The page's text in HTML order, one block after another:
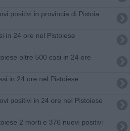
positivi in provincia di Pistoia
in 24 ore nel Pistoiese
oltre 500 casi in 24 ore
in 24 ore nel Pistoiese
positivi in 24 ore nel Pistoiese
2 morti e 376 nuovi positivi